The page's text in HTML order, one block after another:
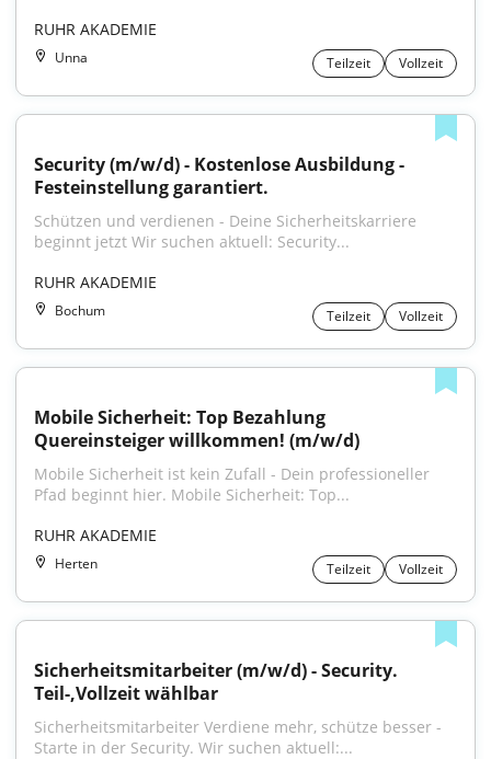
RUHR AKADEMIE
Unna Teilzeit Vollzeit
Security (m/w/d) - Kostenlose Ausbildung -
Festeinstellung garantiert.
Schützen und verdienen - Deine Sicherheitskarriere
beginnt jetzt Wir suchen aktuell: Security...
RUHR AKADEMIE
Bochum Teilzeit Vollzeit
Mobile Sicherheit: Top Bezahlung
Quereinsteiger willkommen! (m/w/d)
Mobile Sicherheit ist kein Zufall - Dein professioneller
Pfad beginnt hier. Mobile Sicherheit: Top...
RUHR AKADEMIE
Herten Teilzeit Vollzeit
Sicherheitsmitarbeiter (m/w/d) - Security.
Teil-,Vollzeit wählbar
Sicherheitsmitarbeiter Verdiene mehr, schütze besser -
Starte in der Security. Wir suchen aktuell:...